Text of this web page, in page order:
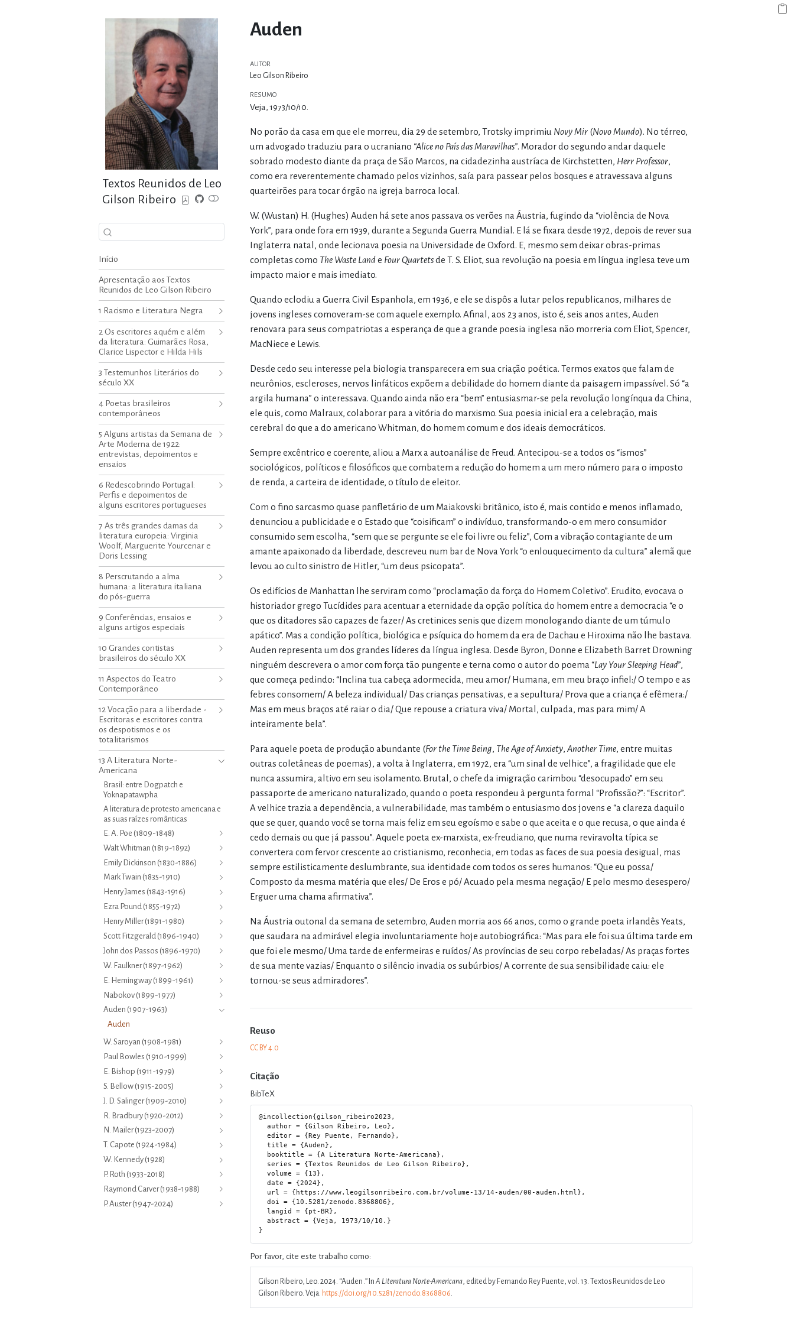
Textos Reunidos de Leo
Gilson Ribeiro
Início
Apresentação aos Textos
Reunidos de Leo Gilson Ribeiro
1 Racismo e Literatura Negra
2 Os escritores aquém e além
da literatura: Guimarães Rosa,
Clarice Lispector e Hilda Hils
3 Testemunhos Literários do
século XX
4 Poetas brasileiros
contemporâneos
5 Alguns artistas da Semana de
Arte Moderna de 1922:
entrevistas, depoimentos e
ensaios
6 Redescobrindo Portugal:
Perfis e depoimentos de
alguns escritores portugueses
7 As três grandes damas da
literatura europeia: Virginia
Woolf, Marguerite Yourcenar e
Doris Lessing
8 Perscrutando a alma
humana: a literatura italiana
do pós-guerra
9 Conferências, ensaios e
alguns artigos especiais
10 Grandes contistas
brasileiros do século XX
11 Aspectos do Teatro
Contemporâneo
12 Vocação para a liberdade -
Escritoras e escritores contra
os despotismos e os
totalitarismos
13 A Literatura Norte-
Americana
Brasil: entre Dogpatch e
Yoknapatawpha
A literatura de protesto americana e
as suas raízes românticas
E. A. Poe (1809-1848)
Walt Whitman (1819-1892)
Emily Dickinson (1830-1886)
Mark Twain (1835-1910)
Henry James (1843-1916)
Ezra Pound (1855-1972)
Henry Miller (1891-1980)
Scott Fitzgerald (1896-1940)
John dos Passos (1896-1970)
W. Faulkner (1897-1962)
E. Hemingway (1899-1961)
Nabokov (1899-1977)
Auden (1907-1963)
Auden
W. Saroyan (1908-1981)
Paul Bowles (1910-1999)
E. Bishop (1911-1979)
S. Bellow (1915-2005)
J. D. Salinger (1909-2010)
R. Bradbury (1920-2012)
N. Mailer (1923-2007)
T. Capote (1924-1984)
W. Kennedy (1928)
P. Roth (1933-2018)
Raymond Carver (1938-1988)
P. Auster (1947-2024)
Auden
AUTOR
Leo Gilson Ribeiro
RESUMO
Veja, 1973/10/10.
No porão da casa em que ele morreu, dia 29 de setembro, Trotsky imprimiu Novy Mir(Novo Mundo). No térreo,
um advogado traduziu para o ucraniano “Alice no País das Maravilhas”. Morador do segundo andar daquele
sobrado modesto diante da praça de São Marcos, na cidadezinha austríaca de Kirchstetten, Herr Professor,
como era reverentemente chamado pelos vizinhos, saía para passear pelos bosques e atravessava alguns
quarteirões para tocar órgão na igreja barroca local.
W. (Wustan) H. (Hughes) Auden há sete anos passava os verões na Áustria, fugindo da “violência de Nova
York”, para onde fora em 1939, durante a Segunda Guerra Mundial. E lá se fixara desde 1972, depois de rever sua
Inglaterra natal, onde lecionava poesia na Universidade de Oxford. E, mesmo sem deixar obras-primas
completas como The Waste Lande Four Quartetsde T. S. Eliot, sua revolução na poesia em língua inglesa teve um
impacto maior e mais imediato.
Quando eclodiu a Guerra Civil Espanhola, em 1936, e ele se dispôs a lutar pelos republicanos, milhares de
jovens ingleses comoveram-se com aquele exemplo. Afinal, aos 23 anos, isto é, seis anos antes, Auden
renovara para seus compatriotas a esperança de que a grande poesia inglesa não morreria com Eliot, Spencer,
MacNiece e Lewis.
Desde cedo seu interesse pela biologia transparecera em sua criação poética. Termos exatos que falam de
neurônios, escleroses, nervos linfáticos expõem a debilidade do homem diante da paisagem impassível. Só “a
argila humana” o interessava. Quando ainda não era “bem” entusiasmar-se pela revolução longínqua da China,
ele quis, como Malraux, colaborar para a vitória do marxismo. Sua poesia inicial era a celebração, mais
cerebral do que a do americano Whitman, do homem comum e dos ideais democráticos.
Sempre excêntrico e coerente, aliou a Marx a autoanálise de Freud. Antecipou-se a todos os “ismos”
sociológicos, políticos e filosóficos que combatem a redução do homem a um mero número para o imposto
de renda, a carteira de identidade, o título de eleitor.
Com o fino sarcasmo quase panfletário de um Maiakovski britânico, isto é, mais contido e menos inflamado,
denunciou a publicidade e o Estado que “coisificam” o indivíduo, transformando-o em mero consumidor
consumido sem escolha, “sem que se pergunte se ele foi livre ou feliz”, Com a vibração contagiante de um
amante apaixonado da liberdade, descreveu num bar de Nova York “o enlouquecimento da cultura” alemã que
levou ao culto sinistro de Hitler, “um deus psicopata”.
Os edifícios de Manhattan lhe serviram como “proclamação da força do Homem Coletivo”. Erudito, evocava o
historiador grego Tucídides para acentuar a eternidade da opção política do homem entre a democracia “e o
que os ditadores são capazes de fazer/ As cretinices senis que dizem monologando diante de um túmulo
apático”. Mas a condição política, biológica e psíquica do homem da era de Dachau e Hiroxima não lhe bastava.
Auden representa um dos grandes líderes da língua inglesa. Desde Byron, Donne e Elizabeth Barret Drowning
ninguém descrevera o amor com força tão pungente e terna como o autor do poema “Lay Your Sleeping Head”,
que começa pedindo: “Inclina tua cabeça adormecida, meu amor/ Humana, em meu braço infiel:/ O tempo e as
febres consomem/ A beleza individual/ Das crianças pensativas, e a sepultura/ Prova que a criança é efêmera:/
Mas em meus braços até raiar o dia/ Que repouse a criatura viva/ Mortal, culpada, mas para mim/ A
inteiramente bela”.
Para aquele poeta de produção abundante (For the Time Being, The Age of Anxiety, Another Time, entre muitas
outras coletâneas de poemas), a volta à Inglaterra, em 1972, era “um sinal de velhice”, a fragilidade que ele
nunca assumira, altivo em seu isolamento. Brutal, o chefe da imigração carimbou “desocupado” em seu
passaporte de americano naturalizado, quando o poeta respondeu à pergunta formal “Profissão?”: “Escritor”.
A velhice trazia a dependência, a vulnerabilidade, mas também o entusiasmo dos jovens e “a clareza daquilo
que se quer, quando você se torna mais feliz em seu egoísmo e sabe o que aceita e o que recusa, o que ainda é
cedo demais ou que já passou”. Aquele poeta ex-marxista, ex-freudiano, que numa reviravolta típica se
convertera com fervor crescente ao cristianismo, reconhecia, em todas as faces de sua poesia desigual, mas
sempre estilisticamente deslumbrante, sua identidade com todos os seres humanos: “Que eu possa/
Composto da mesma matéria que eles/ De Eros e pó/ Acuado pela mesma negação/ E pelo mesmo desespero/
Erguer uma chama afirmativa”.
Na Áustria outonal da semana de setembro, Auden morria aos 66 anos, como o grande poeta irlandês Yeats,
que saudara na admirável elegia involuntariamente hoje autobiográfica: “Mas para ele foi sua última tarde em
que foi ele mesmo/ Uma tarde de enfermeiras e ruídos/ As províncias de seu corpo rebeladas/ As praças fortes
de sua mente vazias/ Enquanto o silêncio invadia os subúrbios/ A corrente de sua sensibilidade caiu: ele
tornou-se seus admiradores”.
Reuso
CC BY 4.0
Citação
BibTeX
@incollection{gilson_ribeiro2023,
  author = {Gilson Ribeiro, Leo},
  editor = {Rey Puente, Fernando},
  title = {Auden},
  volume = {13},
  date = {2024},
  doi = {10.5281/zenodo.8368806},
  abstract = {Veja, 1973/10/10.}
Por favor, cite este trabalho como:
Gilson Ribeiro, Leo. 2024. “Auden .” InA Literatura Norte-Americana, edited by Fernando Rey Puente, vol. 13. Textos Reunidos de Leo
Gilson Ribeiro. Veja. https://doi.org/10.5281/zenodo.8368806